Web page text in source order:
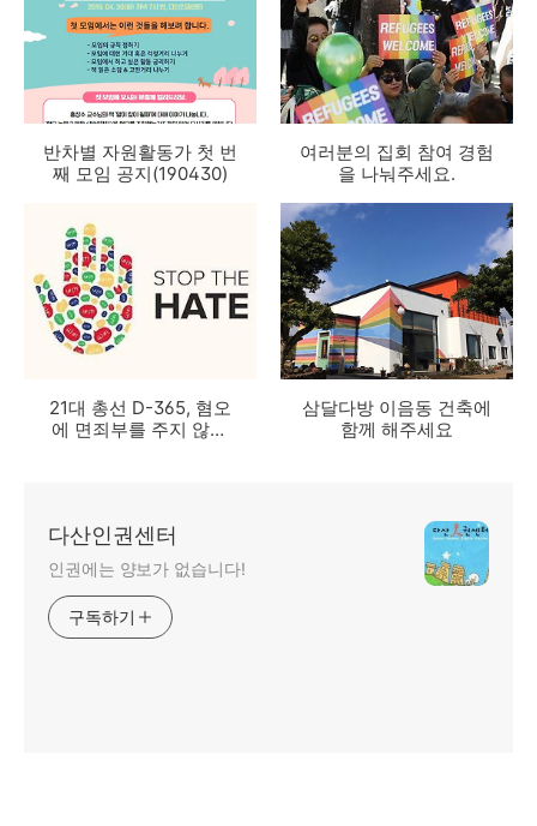
반차별 자원활동가 첫 번
째 모임 공지(190430)
여러분의 집회 참여 경험
을 나눠주세요.
21대 총선 D-365, 혐오
에 면죄부를 주지 않겠
삼달다방 이음동 건축에
함께 해주세요
다산인권센터
인권에는 양보가 없습니다!
구독하기